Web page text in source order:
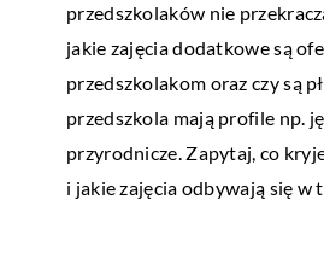
przedszkolaków nie
jakie zajęcia dodatkowe są
przedszkolakom oraz czy są
przedszkola mają profile np.
przyrodnicze. Zapytaj, co
i jakie zajęcia odbywają się w